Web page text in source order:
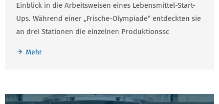
Einblick in die Arbeitsweisen eines Lebensmittel-Start-
Ups. Während einer „Frische-Olympiade“ entdeckten sie
an drei Stationen die einzelnen Produktionssc
Mehr